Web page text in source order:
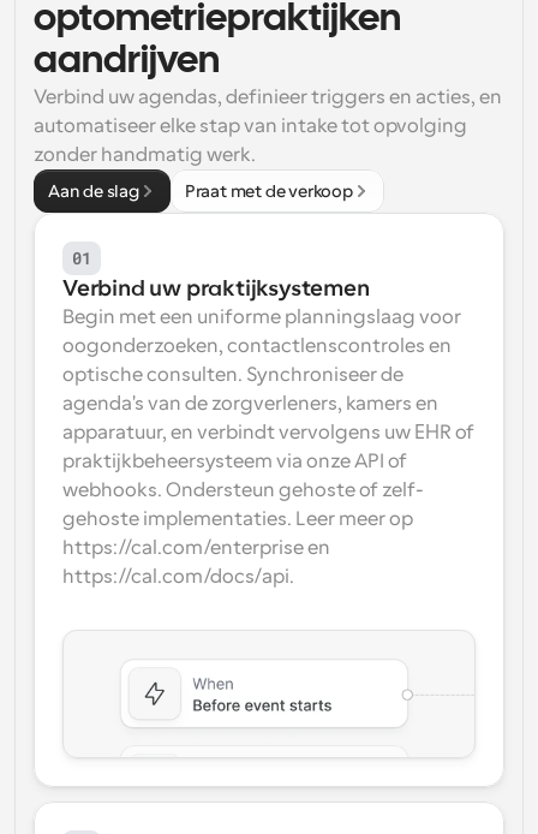
Supercharged planning met AI-gestuurde
oproepen
Automatiseer planning en herinneringen
Blog
Blijf op de hoogte van het laatste nieuws en updates
Instant Vergaderingen
Dynamische Groep Links
Boek naadloos vergaderingen met meerdere mensen
Webhooks
Ontvang een melding wanneer er iets gebeurt
optometriepraktijken
aandrijven
Verbind uw agendas, definieer triggers en acties, en
automatiseer elke stap van intake tot opvolging
zonder handmatig werk.
Aan de slag Praat met de verkoop
01
Verbind uw praktijksystemen
Begin met een uniforme planningslaag voor
oogonderzoeken, contactlenscontroles en
optische consulten. Synchroniseer de
agenda's van de zorgverleners, kamers en
apparatuur, en verbindt vervolgens uw EHR of
praktijkbeheersysteem via onze API of
webhooks. Ondersteun gehoste of zelf-
gehoste implementaties. Leer meer op
https://cal.com/enterprise en
https://cal.com/docs/api.